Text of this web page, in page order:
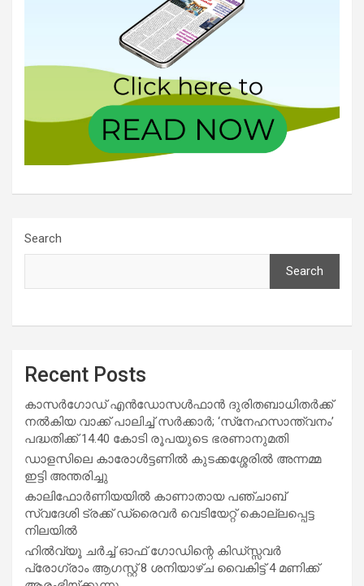
Search
Search
Recent Posts
കാസര്‍ഗോഡ് എന്‍ഡോസള്‍ഫാന്‍ ദുരിതബാധിതര്‍ക്ക്
നല്‍കിയ വാക്ക് പാലിച്ച് സര്‍ക്കാര്‍; ‘സ്‌നേഹസാന്ത്വനം’
പദ്ധതിക്ക് 14.40 കോടി രൂപയുടെ ഭരണാനുമതി
ഡാളസിലെ കാരോൾട്ടണിൽ കുടക്കശ്ശേരിൽ അന്നമ്മ
ഇട്ടി അന്തരിച്ചു
കാലിഫോർണിയയിൽ കാണാതായ പഞ്ചാബ്
സ്വദേശി ട്രക്ക് ഡ്രൈവർ വെടിയേറ്റ് കൊല്ലപ്പെട്ട
നിലയിൽ
ഹിൽവ്യൂ ചർച്ച് ഓഫ് ഗോഡിന്റെ കിഡ്സ്സവർ
പ്രോഗ്രാം ആഗസ്റ്റ് 8 ശനിയാഴ്ച വൈകിട്ട് 4 മണിക്ക്